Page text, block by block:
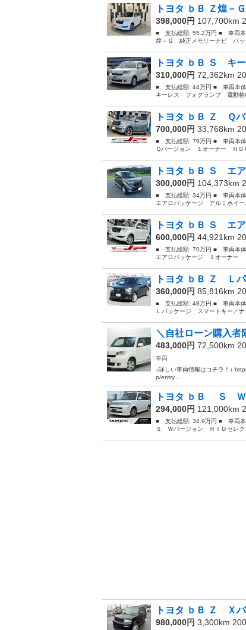
トヨタ ｂＢ Ｚ煌
398,000円 107,700km
■ 支払総額: 55.2万円 ■ 車両
煌－Ｇ 純正メモリーナビ バ
トヨタ ｂＢ Ｓ キ
310,000円 72,362km
■ 支払総額: 44万円 ■ 車両本
キーレス フォグランプ 電動
トヨタ ｂＢ Ｚ Ｑ
700,000円 33,768km
■ 支払総額: 79万円 ■ 車両本
Ｑバージョン １オーナー Ｈ
トヨタ ｂＢ Ｓ エ
300,000円 104,373km
■ 支払総額: 34万円 ■ 車両本
エアロパッケージ アルミホ
トヨタ ｂＢ Ｓ エ
600,000円 44,921km
■ 支払総額: 70万円 ■ 車両本
エアロパッケージ １オーナ
トヨタ ｂＢ Ｚ Ｌ
360,000円 85,816km
■ 支払総額: 48万円 ■ 車両本
Ｌパッケージ スマートキー／
＼自社ローン購入
483,000円 72,500km
車両
↓詳しい車両情報はコチラ！↓
p/entry ...
トヨタ ｂＢ Ｓ Ｗ
294,000円 121,000km
■ 支払総額: 34.9万円 ■ 車両
Ｓ Ｗバージョン ＨＩＤセレク
トヨタ ｂＢ Ｚ Ｘ
980,000円 3,300km